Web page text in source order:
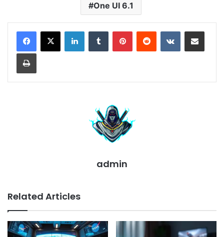
One UI 6.1
LinkedInTumblr PinterestReddit VKontakteShare via Email
Print
admin
Related Articles